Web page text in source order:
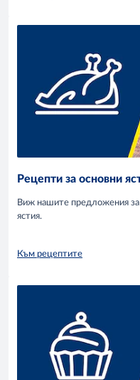
Рецепти за основни
Виж нашите предложения
ястия.
Към рецептите